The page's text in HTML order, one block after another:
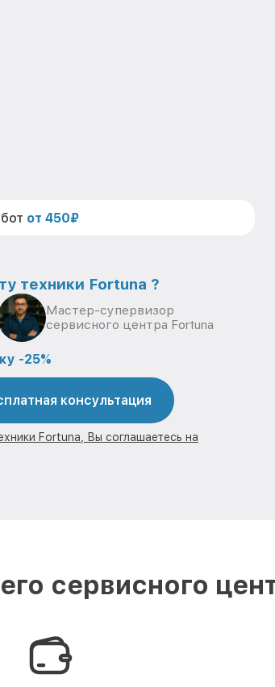
от 450₽
техники Fortuna ?
Мастер-супервизор
сервисного центра Fortuna
-25%
консультация
Fortuna, Вы соглашаетесь на
сервисного